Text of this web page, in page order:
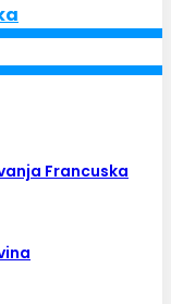
Francuska